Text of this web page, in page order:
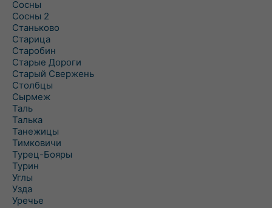
Сосны
Сосны 2
Станьково
Старица
Старобин
Старые Дороги
Старый Свержень
Столбцы
Сырмеж
Таль
Талька
Танежицы
Тимковичи
Турец-Бояры
Турин
Углы
Узда
Уречье